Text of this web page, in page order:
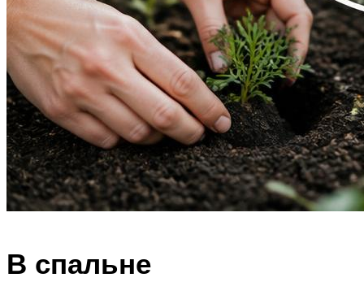
В спальне